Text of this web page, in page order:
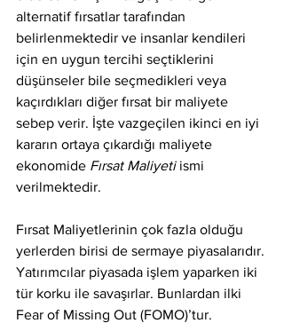
alternatif fırsatlar tarafından
belirlenmektedir ve insanlar kendileri
için en uygun tercihi seçtiklerini
düşünseler bile seçmedikleri veya
kaçırdıkları diğer fırsat bir maliyete
sebep verir. İşte vazgeçilen ikinci en iyi
kararın ortaya çıkardığı maliyete
ekonomide Fırsat Maliyeti ismi
verilmektedir.
Fırsat Maliyetlerinin çok fazla olduğu
yerlerden birisi de sermaye piyasalarıdır.
Yatırımcılar piyasada işlem yaparken iki
tür korku ile savaşırlar. Bunlardan ilki
Fear of Missing Out (FOMO)’tur.